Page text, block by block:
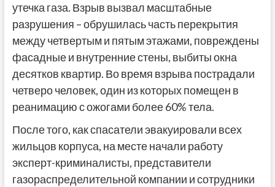
утечка газа. Взрыв вызвал масштабные
разрушения – обрушилась часть перекрытия
между четвертым и пятым этажами, повреждены
фасадные и внутренние стены, выбиты окна
десятков квартир. Во время взрыва пострадали
четверо человек, один из которых помещен в
реанимацию с ожогами более 60% тела.
После того, как спасатели эвакуировали всех
жильцов корпуса, на месте начали работу
эксперт-криминалисты, представители
газораспределительной компании и сотрудники